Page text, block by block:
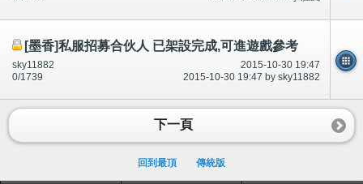
[墨香]私服招募合伙人 已架設完成,可進遊戲參考
2015-10-30 19:47
sky11882
2015-10-30 19:47 by sky11882
0/1739
下一頁
回到最頂 傳統版